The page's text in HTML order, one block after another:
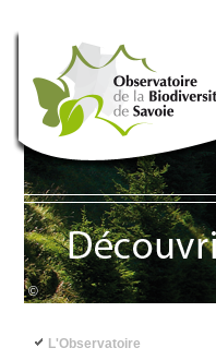
Aller au contenu principal
©
Navigation principale
L'Observatoire